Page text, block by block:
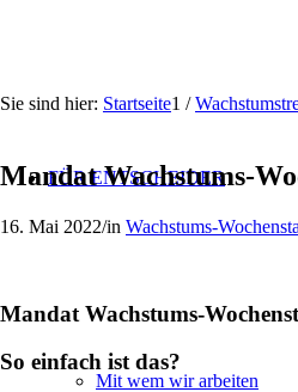
FÜR ENTSCHEIDER
Mit wem wir arbeiten
Sie sind hier: Startseite1 /
Mandat Wachstums-
16. Mai 2022/in Wachstums-
Mandat Wachstums-
So einfach ist das?